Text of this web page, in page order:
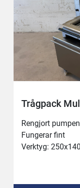
Trågpack
Rengjort
Fungerar fint
Verktyg: